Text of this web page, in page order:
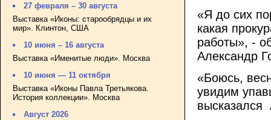
27 февраля – 30 августа
Выставка «Иконы: старообрядцы и их
мир». Клинтон, США
10 июня – 16 августа
Выставка «Именитые люди». Москва
10 июня — 11 октября
Выставка «Иконы Павла Третьякова.
История коллекции». Москва
Август 2026
«Я до сих
какая
работы», -
Александр
«Боюсь,
увидим